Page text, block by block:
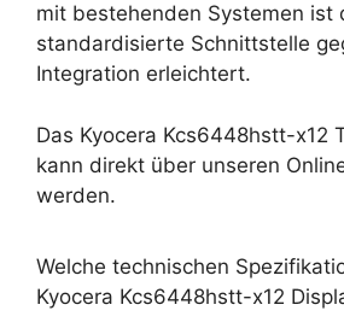
mit bestehenden Systemen ist
standardisierte Schnittstelle
Integration erleichtert.
Das Kyocera Kcs6448hstt-x12
kann direkt über unseren
werden.
Welche technischen
Kyocera Kcs6448hstt-x12